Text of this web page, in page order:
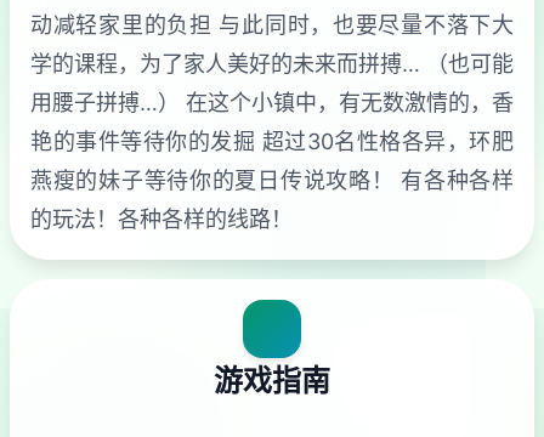
动减轻家里的负担 与此同时，也要尽量不落下大
学的课程，为了家人美好的未来而拼搏… （也可能
用腰子拼搏…） 在这个小镇中，有无数激情的，香
艳的事件等待你的发掘 超过30名性格各异，环肥
燕瘦的妹子等待你的夏日传说攻略！ 有各种各样
的玩法！各种各样的线路！
游戏指南